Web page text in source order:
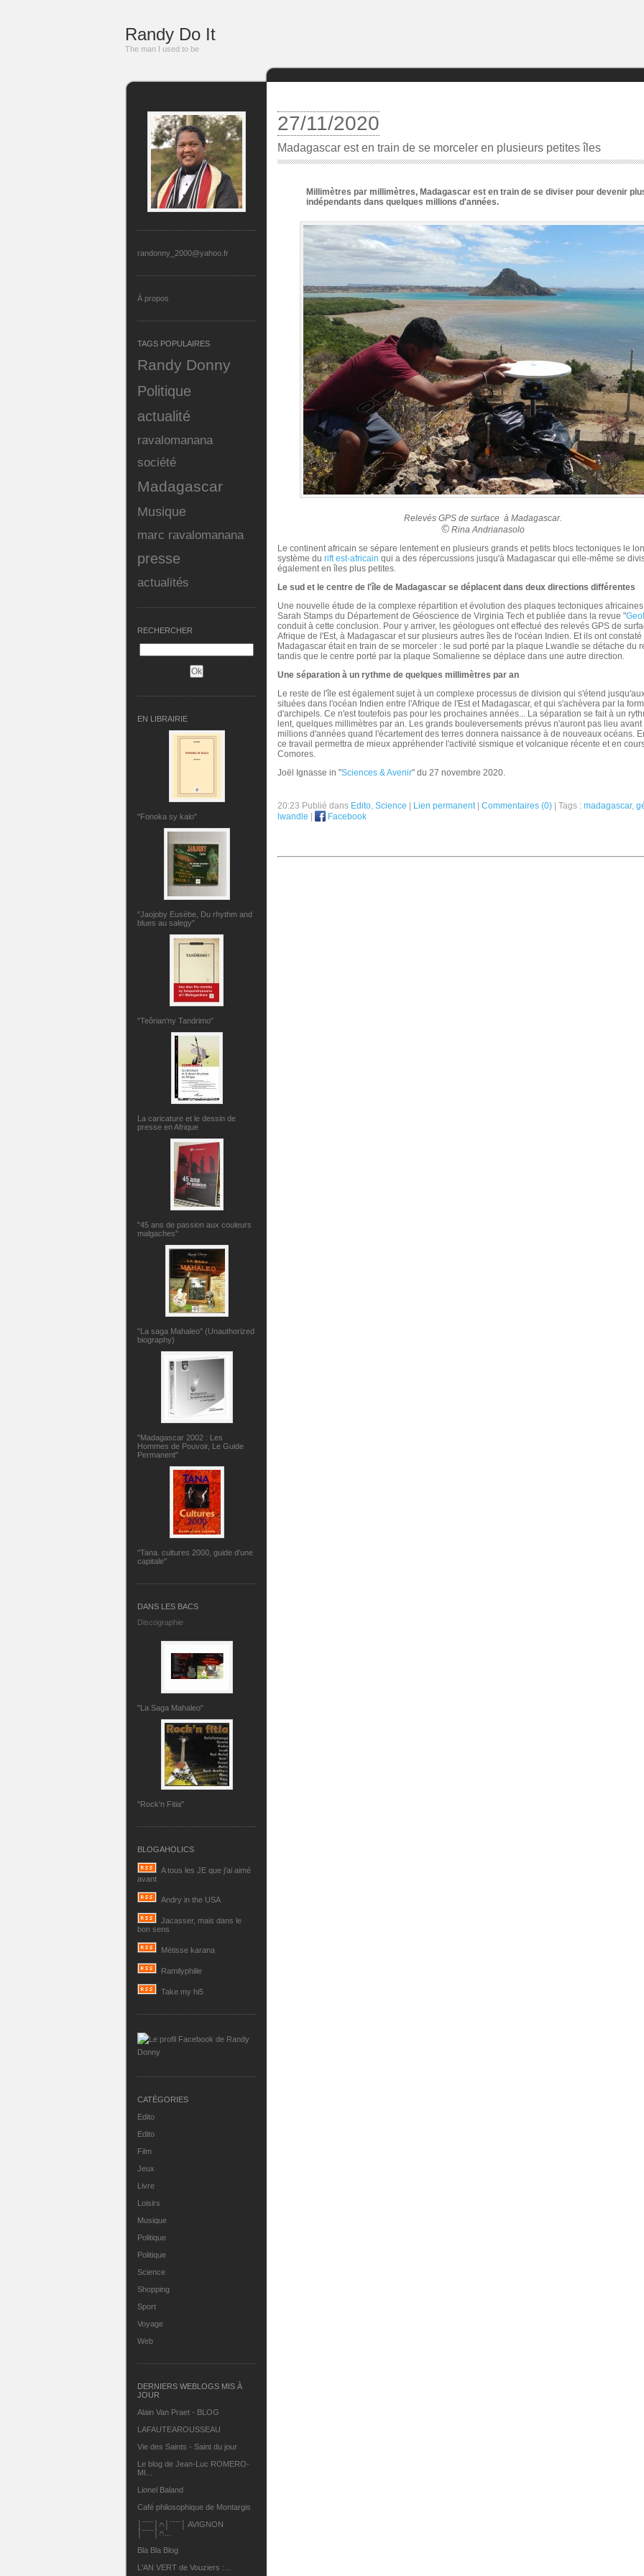
Randy Do It
The man I used to be
randonny_2000@yahoo.fr
À propos
TAGS POPULAIRES
Randy Donny
Politique
actualité
ravalomanana
société
Madagascar
Musique
marc ravalomanana
presse
actualités
RECHERCHER
EN LIBRAIRIE
"Fonoka sy kalo"
"Jaojoby Eusèbe, Du rhythm and
blues au salegy"
"Teôrian'ny Tandrimo"
La caricature et le dessin de
presse en Afrique
"45 ans de passion aux couleurs
malgaches"
"La saga Mahaleo" (Unauthorized
biography)
"Madagascar 2002 : Les
Hommes de Pouvoir, Le Guide
Permanent"
"Tana. cultures 2000, guide d'une
capitale"
DANS LES BACS
Discographie
"La Saga Mahaleo"
"Rock'n Fitia"
BLOGAHOLICS
A tous les JE que j'ai aimé
avant
Andry in the USA
Jacasser, mais dans le
bon sens
Métisse karana
Ramilyphilie
Take my hi5
CATÉGORIES
Edito
Edito
Film
Jeux
Livre
Loisirs
Musique
Politique
Politique
Science
Shopping
Sport
Voyage
Web
DERNIERS WEBLOGS MIS À
JOUR
Alain Van Praet - BLOG
LAFAUTEAROUSSEAU
Vie des Saints - Saint du jour
Le blog de Jean-Luc ROMERO-
MI...
Lionel Baland
Café philosophique de Montargis
│ˉˉˉˉ│∩│ˉˉˉˉ│ AVIGNON
│ˉˉˉˉ│∩...
Bla Bla Blog
L'AN VERT de Vouziers :...
27/11/2020
Madagascar est en train de se morceler en plusieurs petites îles
Millimètres par millimètres, Madagascar est en train de se diviser pour devenir
indépendants dans quelques millions d'années.
Relevés GPS de surface à Madagascar.
© Rina Andrianasolo
Le continent africain se sépare lentement en plusieurs grands et petits blocs tectoniques le
système du rift est-africain qui a des répercussions jusqu'à Madagascar qui elle-même se
également en îles plus petites.
Le sud et le centre de l'île de Madagascar se déplacent dans deux directions différentes
Une nouvelle étude de la complexe répartition et évolution des plaques tectoniques
Sarah Stamps du Département de Géoscience de Virginia Tech et publiée dans la revue "
conduit à cette conclusion. Pour y arriver, les géologues ont effectué des relevés GPS de
Afrique de l'Est, à Madagascar et sur plusieurs autres îles de l'océan Indien. Et ils ont
Madagascar était en train de se morceler : le sud porté par la plaque Lwandle se détache du
tandis que le centre porté par la plaque Somalienne se déplace dans une autre direction.
Une séparation à un rythme de quelques millimètres par an
Le reste de l'île est également sujet à un complexe processus de division qui s'étend
situées dans l'océan Indien entre l'Afrique de l'Est et Madagascar, et qui s'achèvera par la
d'archipels. Ce n'est toutefois pas pour les prochaines années... La séparation se fait à un
lent, quelques millimètres par an. Les grands bouleversements prévus n'auront pas lieu
millions d'années quand l'écartement des terres donnera naissance à de nouveaux océans.
ce travail permettra de mieux appréhender l'activité sismique et volcanique récente et en
Comores.
Joël Ignasse in "Sciences & Avenir" du 27 novembre 2020.
20:23 Publié dans Edito Science | Lien permanent | Commentaires (0) | Tags : madagascar,
lwandle | Facebook